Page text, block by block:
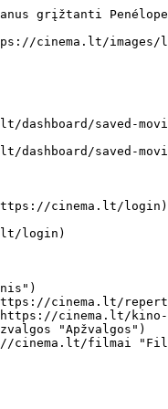
Medemo dramoje „Ma Ma". Filmas į Lietuvos kino ekranus atkeliauja balandžio 29 dieną, prieš pat Motinos dieną.Aktorė prisipažįsta, jog šis vaidmuo buvo vienas gražiausių, tačiau ir sudėtingiausių per visą jos karjerą. „Kai Julio man davė scenarijų, perskaičiau jį per naktį ir buvau priblokšta", - atvirauja aktorė.

„Ma Ma" pasakoja apie dešimtmečio Danio mamą Magdą, kuriai likimas nešykšti sunkių išbandymų. Ji praranda darbą, jos vyras išvažiuoja atostogauti su jauna studente, o gydytojas praneša blogą žinią - jai diagnozuotas vėžys. Tačiau moteris neketina pasiduoti ir kiekvieną dieną gyvena taip, lyg ji būtų paskutinė.

Įsikūnyti į mylinčios ir pasiaukojančios motinos vaidmenį ispanų aktorei neturėjo būti labai sunku. Kartu su aktoriumi, taip pat „Oskaro" laureatu Javieru Bardemu, P. Cruz augina du vaikus - penkerių metų sūnų Leonardo ir trejų metų dukrelę Luną.

„Mano šeima - absoliuti pirmenybė gyvenime. Kai dar nebuvau mama, būdavo sunku suderinti filmavimus ir laiką sau. Aikštelėse praleisdavau didžiąją laiko dalį. Ruošdamasi vaidmenims, repetuodama, geriau pažindama savo charakterius. Tačiau dabar darbų ir šeimos ritmas man kur kas palankesnis", - neslepia P. Cruz.

Aktorė sako, kad ji niekada neišgyveno panašios situacijos kaip jos vaidinama Magda, tačiau ji puikiai supranta jos baimę dėl savo ateities ir sūnaus.

„Juk būdama motina, visada pradedi galvoti - kas tavęs laukia po dešimties metų ir vėliau? Kas nutiks tavo vaikams, kai jie patys susilauks